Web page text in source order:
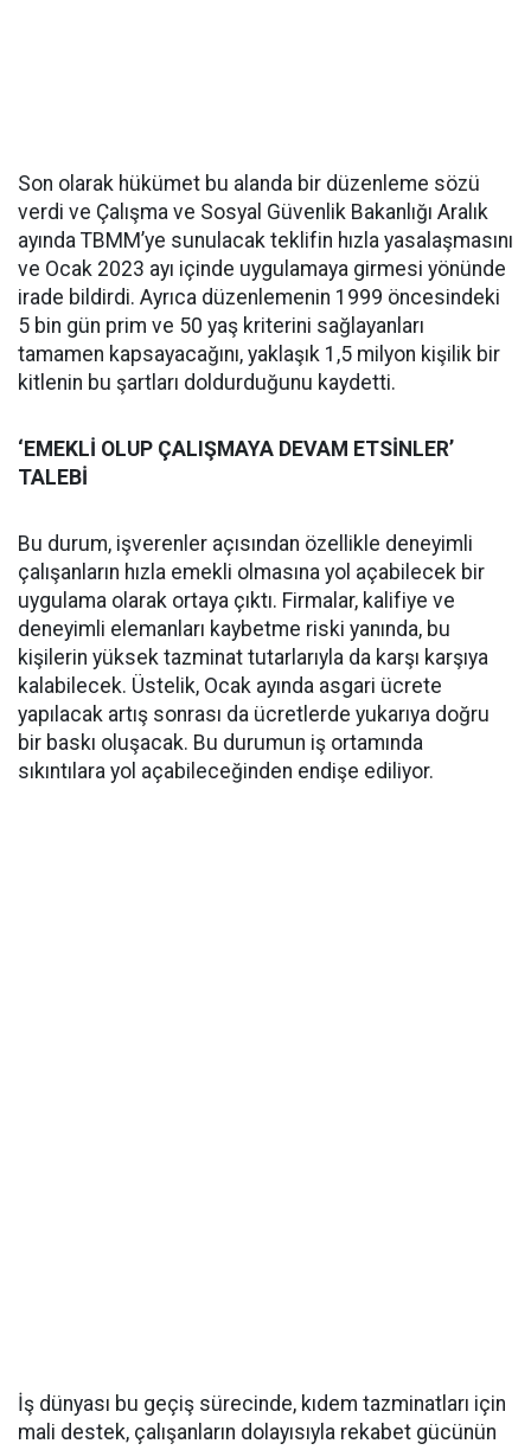
Son olarak hükümet bu alanda bir düzenleme sözü
verdi ve Çalışma ve Sosyal Güvenlik Bakanlığı Aralık
ayında TBMM’ye sunulacak teklifin hızla yasalaşmasını
ve Ocak 2023 ayı içinde uygulamaya girmesi yönünde
irade bildirdi. Ayrıca düzenlemenin 1999 öncesindeki
5 bin gün prim ve 50 yaş kriterini sağlayanları
tamamen kapsayacağını, yaklaşık 1,5 milyon kişilik bir
kitlenin bu şartları doldurduğunu kaydetti.
‘EMEKLİ OLUP ÇALIŞMAYA DEVAM ETSİNLER’
TALEBİ
Bu durum, işverenler açısından özellikle deneyimli
çalışanların hızla emekli olmasına yol açabilecek bir
uygulama olarak ortaya çıktı. Firmalar, kalifiye ve
deneyimli elemanları kaybetme riski yanında, bu
kişilerin yüksek tazminat tutarlarıyla da karşı karşıya
kalabilecek. Üstelik, Ocak ayında asgari ücrete
yapılacak artış sonrası da ücretlerde yukarıya doğru
bir baskı oluşacak. Bu durumun iş ortamında
sıkıntılara yol açabileceğinden endişe ediliyor.
İş dünyası bu geçiş sürecinde, kıdem tazminatları için
mali destek, çalışanların dolayısıyla rekabet gücünün